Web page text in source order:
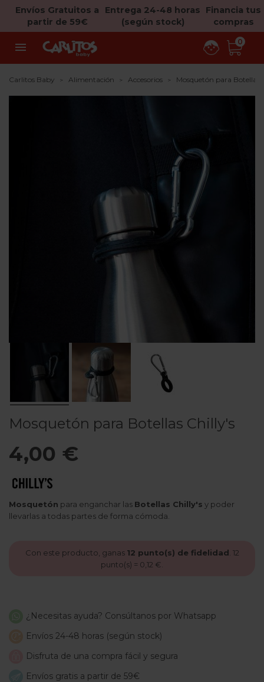
Envíos Gratuitos a
partir de 59€
Entrega 24-48 horas
(según stock)
Financia tus
compras
 0
Carlitos Baby Alimentación Accesorios Mosquetón para Botellas
Mosquetón para Botellas Chilly's
4,00 €
Mosquetón para enganchar las Botellas Chilly's y poder
llevarlas a todas partes de forma cómoda.
Con este producto, ganas 12 punto(s) de fidelidad 12
punto(s) = 0,12 €
¿Necesitas ayuda? Consúltanos por Whatsapp
Envíos 24-48 horas (según stock)
Disfruta de una compra fácil y segura
Envíos gratis a partir de 59€